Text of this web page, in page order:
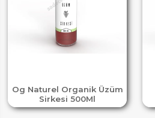
Og Naturel Organik Üzüm
Sirkesi 500Ml